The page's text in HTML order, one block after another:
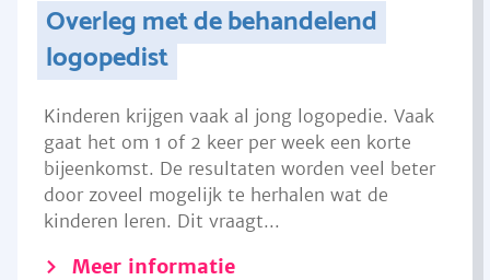
Overleg met de behandelend
logopedist
Kinderen krijgen vaak al jong logopedie. Vaak
gaat het om 1 of 2 keer per week een korte
bijeenkomst. De resultaten worden veel beter
door zoveel mogelijk te herhalen wat de
kinderen leren. Dit vraagt...
Meer informatie